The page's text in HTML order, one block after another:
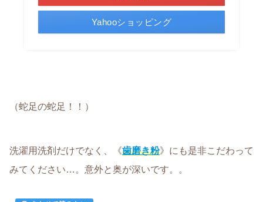
Yahooショッピング
（蛇足の蛇足！！）
洗濯用洗剤だけでなく、《歯磨き粉》にも是非こだわって
みてください…。意外と奥が深いです。。